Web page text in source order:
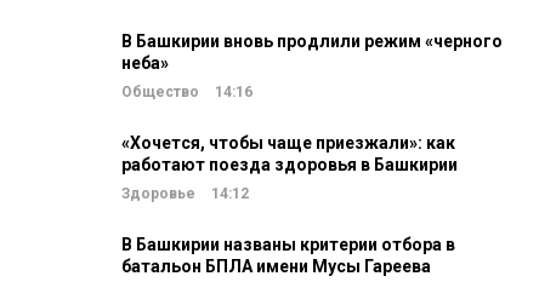
В Башкирии вновь продлили режим «черного
неба»
Общество 14:16
«Хочется, чтобы чаще приезжали»: как
работают поезда здоровья в Башкирии
Здоровье 14:12
В Башкирии названы критерии отбора в
батальон БПЛА имени Мусы Гареева